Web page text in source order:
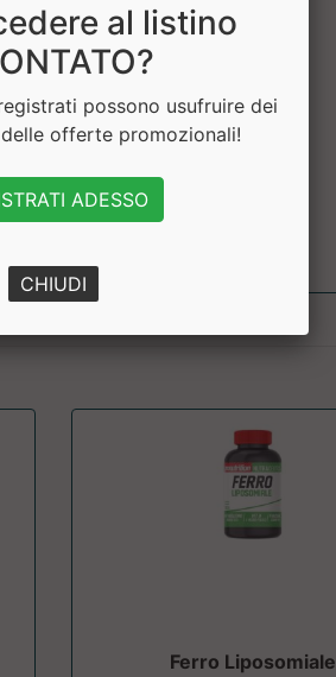
Ferro Liposomiale
al listino
possono usufruire dei
offerte promozionali!
ADESSO
CHIUDI